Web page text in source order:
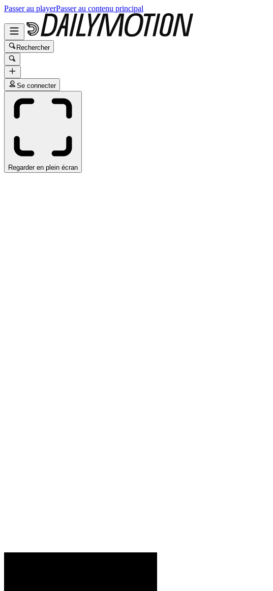
Passer au playerPasser au contenu principal
Rechercher
Se connecter
Regarder en plein écran